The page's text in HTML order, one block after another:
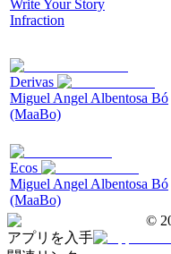
Write Your Story
Infraction
Derivas
Miguel Angel Albentosa Bó
(MaaBo)
Ecos
Miguel Angel Albentosa Bó
(MaaBo)
©
アプリを入手